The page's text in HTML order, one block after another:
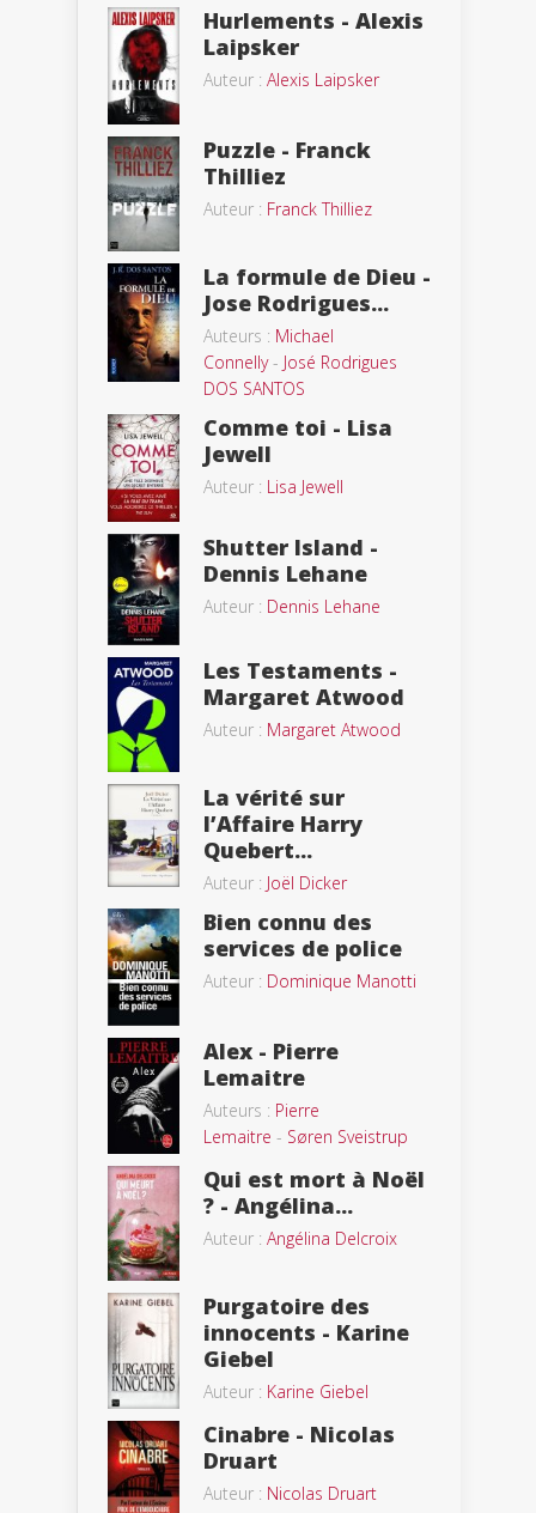
Hurlements - Alexis
Laipsker
Auteur : Alexis Laipsker
Puzzle - Franck
Thilliez
Auteur : Franck Thilliez
La formule de Dieu -
Jose Rodrigues...
Auteurs : Michael
Connelly- José Rodrigues
DOS SANTOS
Comme toi - Lisa
Jewell
Auteur : Lisa Jewell
Shutter Island -
Dennis Lehane
Auteur : Dennis Lehane
Les Testaments -
Margaret Atwood
Auteur : Margaret Atwood
La vérité sur
l’Affaire Harry
Quebert...
Auteur : Joël Dicker
Bien connu des
services de police
Auteur : Dominique Manotti
Alex - Pierre
Lemaitre
Auteurs : Pierre
Lemaitre - Søren Sveistrup
Qui est mort à Noël
? - Angélina...
Auteur : Angélina Delcroix
Purgatoire des
innocents - Karine
Giebel
Auteur : Karine Giebel
Cinabre - Nicolas
Druart
Auteur : Nicolas Druart